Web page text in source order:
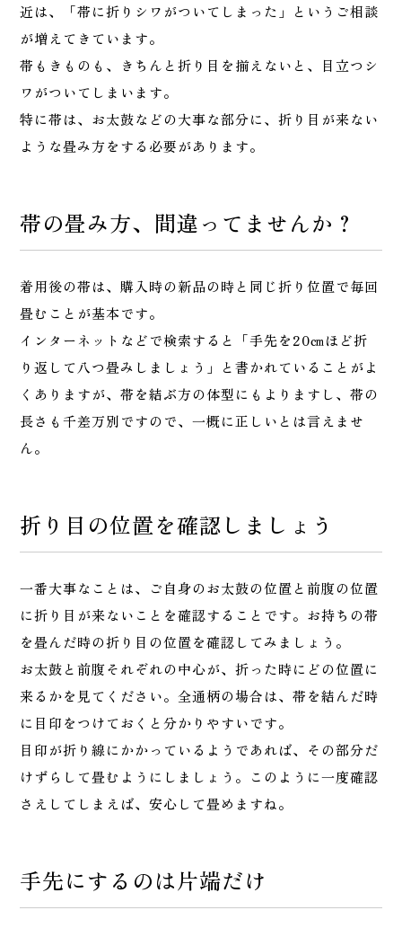
近は、「帯に折りシワがついてしまった」というご相談
が増えてきています。
帯もきものも、きちんと折り目を揃えないと、目立つシ
ワがついてしまいます。
特に帯は、お太鼓などの大事な部分に、折り目が来ない
ような畳み方をする必要があります。
帯の畳み方、間違ってませんか？
着用後の帯は、購入時の新品の時と同じ折り位置で毎回
畳むことが基本です。
インターネットなどで検索すると「手先を20㎝ほど折
り返して八つ畳みしましょう」と書かれていることがよ
くありますが、帯を結ぶ方の体型にもよりますし、帯の
長さも千差万別ですので、一概に正しいとは言えませ
ん。
折り目の位置を確認しましょう
一番大事なことは、ご自身のお太鼓の位置と前腹の位置
に折り目が来ないことを確認することです。お持ちの帯
を畳んだ時の折り目の位置を確認してみましょう。
お太鼓と前腹それぞれの中心が、折った時にどの位置に
来るかを見てください。全通柄の場合は、帯を結んだ時
に目印をつけておくと分かりやすいです。
目印が折り線にかかっているようであれば、その部分だ
けずらして畳むようにしましょう。このように一度確認
さえしてしまえば、安心して畳めますね。
手先にするのは片端だけ